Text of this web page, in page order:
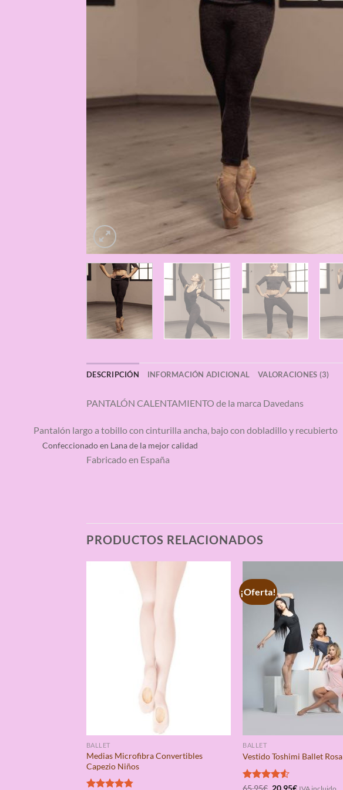
DESCRIPCIÓN INFORMACIÓN ADICIONAL VALORACIONES (3)
PANTALÓN CALENTAMIENTO de la marca Davedans
Pantalón largo a tobillo con cinturilla ancha, bajo con dobladillo y recubierto
Confeccionado en Lana de la mejor calidad
Fabricado en España
PRODUCTOS RELACIONADOS
BALLET
Medias Microfibra Convertibles
Capezio Niños
¡Oferta!
BALLET
Vestido Toshimi Ballet Rosa
Valorado
65,95€ El
20,95€ElIVA incluido